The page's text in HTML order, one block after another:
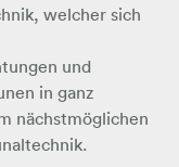
welcher sich
und
in ganz
nächstmöglichen